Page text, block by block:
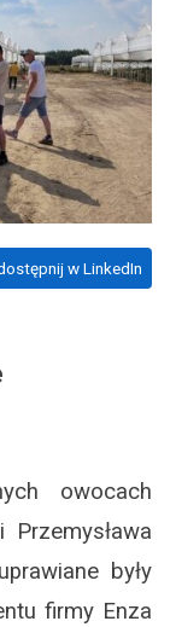
w LinkedIn
owocach
były
firmy Enza